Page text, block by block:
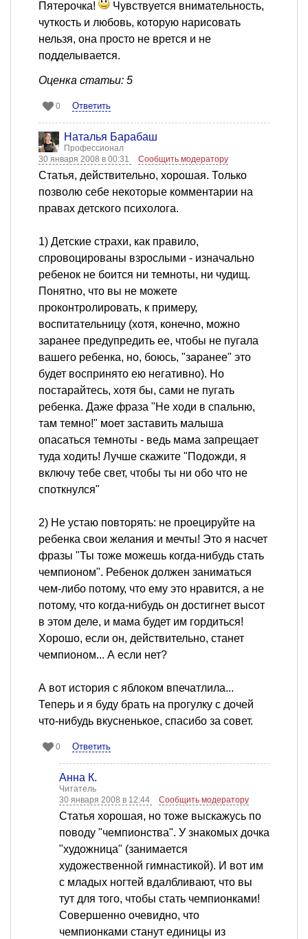
Пятерочка!
Чувствуется внимательность,
чуткость и любовь, которую нарисовать
нельзя, она просто не врется и не
подделывается.
Оценка статьи: 5
0 Ответить
Наталья Барабаш
Профессионал
30 января 2008 в 00:31
Сообщить модератору
Статья, действительно, хорошая. Только
позволю себе некоторые комментарии на
правах детского психолога.
1) Детские страхи, как правило,
спровоцированы взрослыми - изначально
ребенок не боится ни темноты, ни чудищ.
Понятно, что вы не можете
проконтролировать, к примеру,
воспитательницу (хотя, конечно, можно
заранее предупредить ее, чтобы не пугала
вашего ребенка, но, боюсь, "заранее" это
будет воспринято ею негативно). Но
постарайтесь, хотя бы, сами не пугать
ребенка. Даже фраза "Не ходи в спальню,
там темно!" моет заставить малыша
опасаться темноты - ведь мама запрещает
туда ходить! Лучше скажите "Подожди, я
включу тебе свет, чтобы ты ни обо что не
споткнулся"
2) Не устаю повторять: не проецируйте на
ребенка свои желания и мечты! Это я насчет
фразы "Ты тоже можешь когда-нибудь стать
чемпионом". Ребенок должен заниматься
чем-либо потому, что ему это нравится, а не
потому, что когда-нибудь он достигнет высот
в этом деле, и мама будет им гордиться!
Хорошо, если он, действительно, станет
чемпионом... А если нет?
А вот история с яблоком впечатлила...
Теперь и я буду брать на прогулку с дочей
что-нибудь вкусненькое, спасибо за совет.
0 Ответить
Анна К.
Читатель
30 января 2008 в 12:44
Сообщить модератору
Статья хорошая, но тоже выскажусь по
поводу "чемпионства". У знакомых дочка
"художница" (занимается
художественной гимнастикой). И вот им
с младых ногтей вдалбливают, что вы
тут для того, чтобы стать чемпионками!
Совершенно очевидно, что
чемпионками станут единицы из